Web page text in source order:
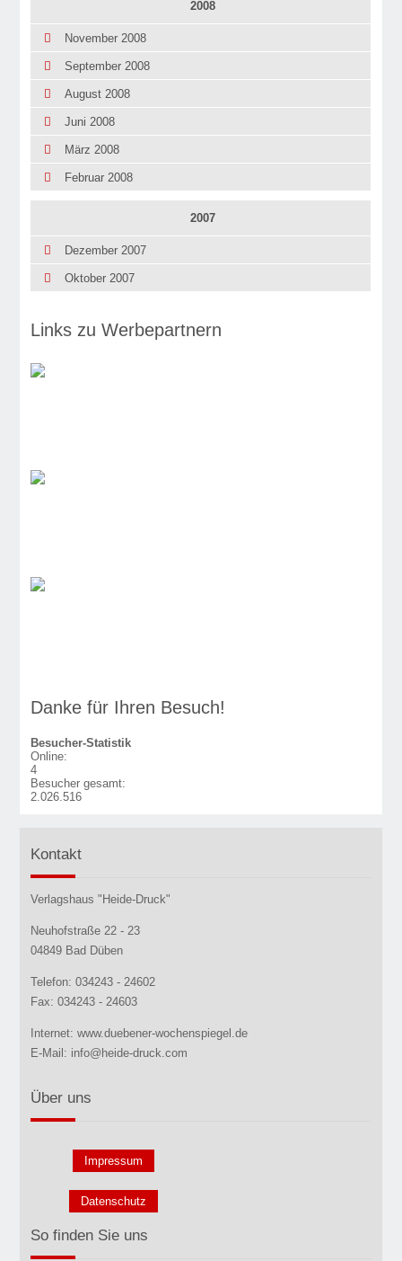
2008
November 2008
September 2008
August 2008
Juni 2008
März 2008
Februar 2008
2007
Dezember 2007
Oktober 2007
Links zu Werbepartnern
Danke für Ihren Besuch!
Besucher-Statistik
Online:
4
Besucher gesamt:
2.026.516
Kontakt
Verlagshaus "Heide-Druck"
Neuhofstraße 22 - 23
04849 Bad Düben
Telefon: 034243 - 24602
Fax: 034243 - 24603
Internet: www.duebener-wochenspiegel.de
E-Mail: info@heide-druck.com
Über uns
Impressum
Datenschutz
So finden Sie uns